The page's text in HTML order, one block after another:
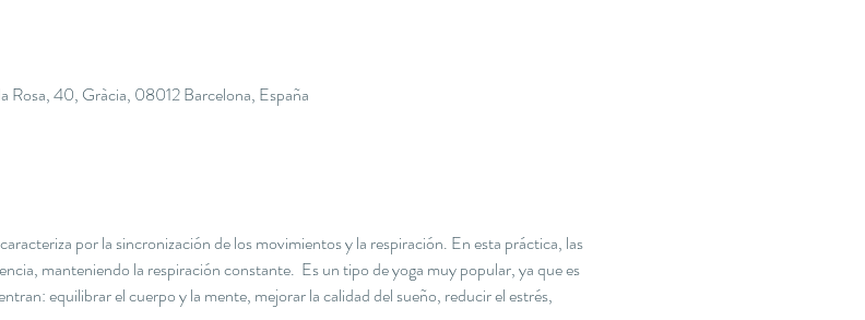
Rosa, 40, Gràcia, 08012 Barcelona, España
por la sincronización de los movimientos y la respiración. En esta práctica, las
manteniendo la respiración constante.  Es un tipo de yoga muy popular, ya que es
equilibrar el cuerpo y la mente, mejorar la calidad del sueño, reducir el estrés,